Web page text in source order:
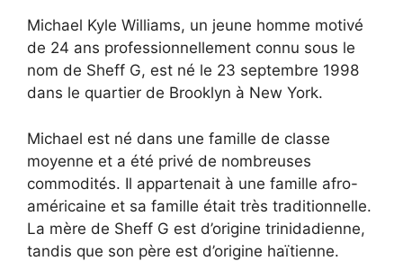
Michael Kyle Williams, un jeune homme motivé
de 24 ans professionnellement connu sous le
nom de Sheff G, est né le 23 septembre 1998
dans le quartier de Brooklyn à New York.
Michael est né dans une famille de classe
moyenne et a été privé de nombreuses
commodités. Il appartenait à une famille afro-
américaine et sa famille était très traditionnelle.
La mère de Sheff G est d’origine trinidadienne,
tandis que son père est d’origine haïtienne.